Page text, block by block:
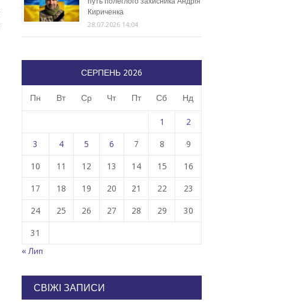
Кириченка
28.07.2026 14:04
СЕРПЕНЬ 2026
Пн Вт Ср Чт Пт Сб Нд
1 2
3 4 5 6 7 8 9
10 11 12 13 14 15 16
17 18 19 20 21 22 23
24 25 26 27 28 29 30
31
« Лип
СВІЖІ ЗАПИСИ